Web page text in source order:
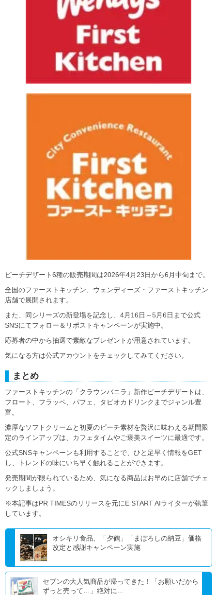
ピーチデザート6種の販売期間は2026年4月23日から6月中旬まで。
全国のファーストキッチン、ウェンディーズ・ファーストキッチン
店舗で展開されます。
また、同シリーズの新登場を記念し、4月16日～5月6日まで公式
SNSにてフォロー＆リポストキャンペーンが実施中。
応募者の中から抽選で素敵なプレゼントが用意されています。
気になる方は公式アカウントをチェックしてみてください。
まとめ
ファーストキッチンの「クラウンバニラ」新作ピーチデザートは、
フロート、フラッペ、パフェ、タピオカドリンクまでジャンル豊
富。
濃厚なソフトクリームと初夏のピーチ素材を贅沢に味わえる期間限
定のラインアップは、カフェタイムやご褒美スイーツに最適です。
公式SNSキャンペーンも利用することで、ひと足早く情報をGET
し、トレンドの味にいち早く触れることができます。
発売期間が限られているため、気になる商品はお早めに店舗でチェ
ックしましょう。
※本記事はPR TIMESのリリースを元にE START AIライターが執筆
しています。
オシキリ食品、「夕鶴」「まぼろしの納豆」価格
改定と感謝キャンペーン実施
セブンの大人気商品が帰ってきた！「お願いだから
ずっと売って…」絶対に...